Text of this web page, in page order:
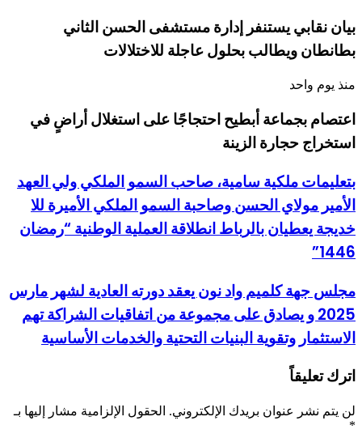
بيان نقابي يستنفر إدارة مستشفى الحسن الثاني
بطانطان ويطالب بحلول عاجلة للاختلالات
منذ يوم واحد
اعتصام بجماعة أبطيح احتجاجًا على استغلال أراضٍ في
استخراج حجارة الزينة
بتعليمات ملكية سامية، صاحب السمو الملكي ولي العهد
الأمير مولاي الحسن وصاحبة السمو الملكي الأميرة للا
خديجة يعطيان بالرباط انطلاقة العملية الوطنية “رمضان
1446”
مجلس جهة كلميم واد نون يعقد دورته العادية لشهر مارس
2025 و يصادق على مجموعة من اتفاقيات الشراكة تهم
الاستثمار وتقوية البنيات التحتية والخدمات الأساسية
اترك تعليقاً
لن يتم نشر عنوان بريدك الإلكتروني. الحقول الإلزامية مشار إليها بـ
*